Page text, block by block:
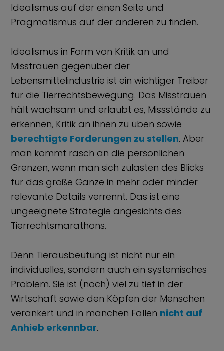
Idealismus auf der einen Seite und
Pragmatismus auf der anderen zu finden.
Idealismus in Form von Kritik an und
Misstrauen gegenüber der
Lebensmittelindustrie ist ein wichtiger Treiber
für die Tierrechtsbewegung. Das Misstrauen
hält wachsam und erlaubt es, Missstände zu
erkennen, Kritik an ihnen zu üben sowie
berechtigte Forderungen zu stellen. Aber
man kommt rasch an die persönlichen
Grenzen, wenn man sich zulasten des Blicks
für das große Ganze in mehr oder minder
relevante Details verrennt. Das ist eine
ungeeignete Strategie angesichts des
Tierrechtsmarathons.
Denn Tierausbeutung ist nicht nur ein
individuelles, sondern auch ein systemisches
Problem. Sie ist (noch) viel zu tief in der
Wirtschaft sowie den Köpfen der Menschen
verankert und in manchen Fällen nicht auf
Anhieb erkennbar.